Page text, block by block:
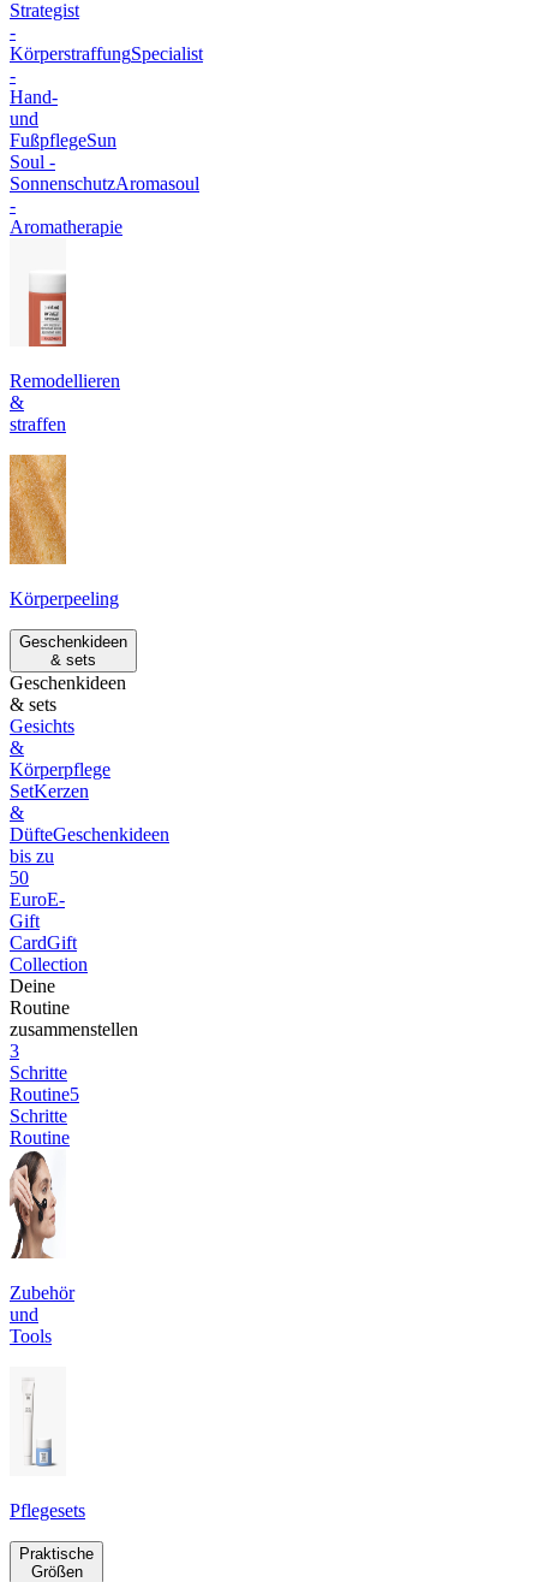
Strategist
-
KörperstraffungSpecialist
-
Hand-
und
FußpflegeSun
Soul -
SonnenschutzAromasoul
-
Aromatherapie
Remodellieren
&
straffen
Körperpeeling
Geschenkideen
& sets
Geschenkideen
& sets
Gesichts
&
Körperpflege
SetKerzen
&
DüfteGeschenkideen
bis zu
50
EuroE-
Gift
CardGift
Collection
Deine
Routine
zusammenstellen
3
Schritte
Routine5
Schritte
Routine
Zubehör
und
Tools
Pflegesets
Praktische
Größen